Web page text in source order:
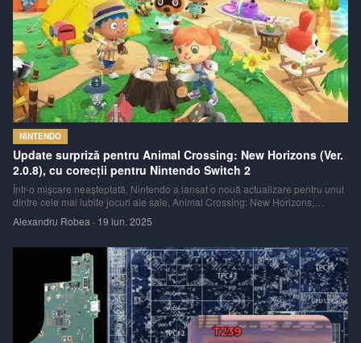
NINTENDO
Update surpriză pentru Animal Crossing: New Horizons (Ver.
2.0.8), cu corecții pentru Nintendo Switch 2
Într-o mișcare neașteptată, Nintendo a lansat o nouă actualizare pentru unul
dintre cele mai iubite jocuri ale sale, Animal Crossing: New Horizons,
mult timp, acest update este unul important, fiind axat în principal pe rezolv
Alexandru Robea · 19 iun. 2025